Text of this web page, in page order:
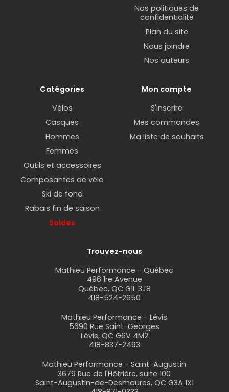
Nos politiques de
confidentialité
Plan du site
Nous joindre
Nos auteurs
Catégories
Vélos
Casques
Hommes
Femmes
Outils et accessoires
Composantes de vélo
Ski de fond
Rabais fin de saison
Soldes
Mon compte
S'inscrire
Mes commandes
Ma liste de souhaits
Trouvez-nous
Mathieu Performance - Québec
496 1re Avenue
Québec, QC G1L 3J8
418-524-2650
Mathieu Performance - Lévis
5690 Rue Saint-Georges
Lévis, QC G6V 4M2
418-837-2493
Mathieu Performance - Saint-Augustin
3679 Rue de l'Hêtrière, suite 100
Saint-Augustin-de-Desmaures, QC G3A 1X1